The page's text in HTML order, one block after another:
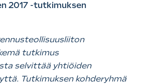
2017 -tutkimuksen
tutkimus
selvittää yhtiöiden
Tutkimuksen kohderyhmä